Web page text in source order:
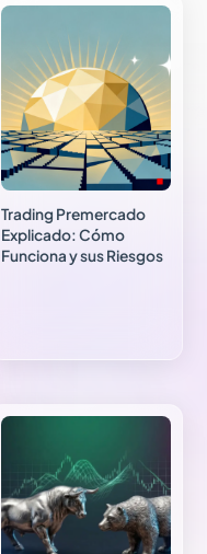
Trading Premercado
Explicado: Cómo
Funciona y sus Riesgos